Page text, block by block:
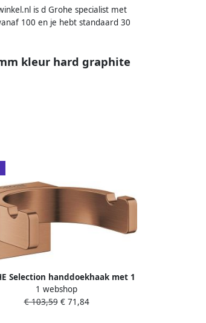
is d Grohe specialist met
100 en je hebt standaard 30
kleur hard graphite
Selection handdoekhaak met 1
hxdxl 30x58mm kleur warm
sunset geborsteld
1 webshop
€ 103,59€ 71,84